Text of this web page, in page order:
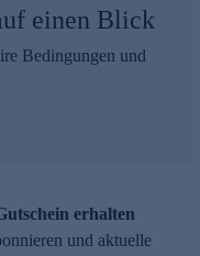
einen Blick
Bedingungen und
erhalten
und aktuelle